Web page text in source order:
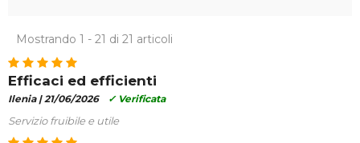
Mostrando 1 - 21 di 21 articoli
Efficaci ed efficienti
Ilenia |21/06/2026 ✓ Verificata
Servizio fruibile e utile